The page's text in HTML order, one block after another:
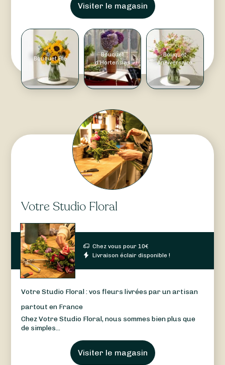
Visiter le magasin
Bouquet Été
Bouquet
d'Hortensias
Bouquet
Anniversaire
Votre Studio Floral
Chez vous pour10€
Livraison éclair disponible !
Votre Studio Floral : vos fleurs livrées par un artisan
partout en France
Chez Votre Studio Floral, nous sommes bien plus que
de simples...
Visiter le magasin